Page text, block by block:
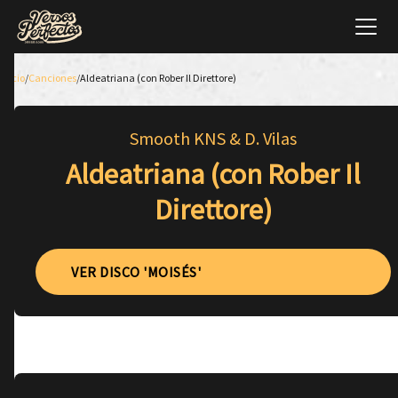
Inicio/Canciones/Aldeatriana (con Rober Il Direttore)
Smooth KNS & D. Vilas
Aldeatriana (con Rober Il
Direttore)
VER DISCO 'MOISÉS'